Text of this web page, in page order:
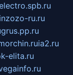
ru.ru
ia2.ru
elita.ru